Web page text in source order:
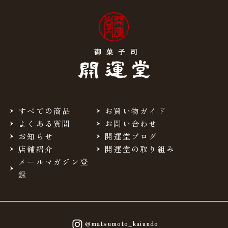
すべての商品
お買い物ガイド
よくある質問
お問い合わせ
お知らせ
開運堂ブログ
店舗紹介
開運堂の取り組み
メールマガジン登
録
@matsumoto_kaiundo